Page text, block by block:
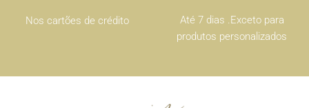
Nos cartões de crédito
Até 7 dias .Exceto para
produtos personalizados